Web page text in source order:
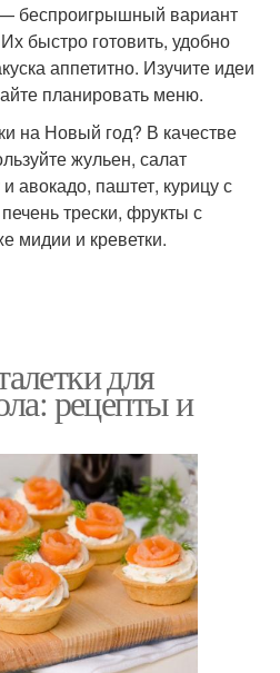
Домашние тарталетки
Тарталетки из слоёного
теста
беспроигрышный вариант
быстро готовить, удобно
аппетитно. Изучите идеи
планировать меню.
на Новый год? В качестве
жульен, салат
авокадо, паштет, курицу с
трески, фрукты с
мидии и креветки.
для
рецепты и